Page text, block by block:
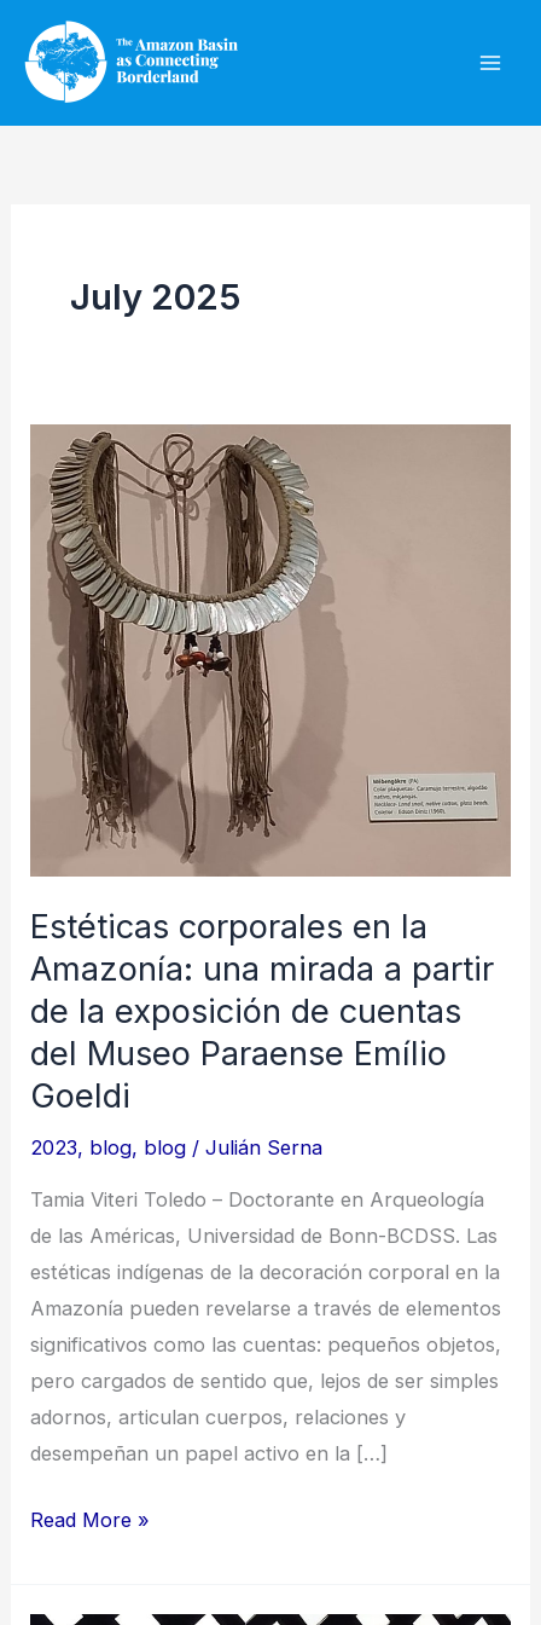
content
July 2025
Estéticas corporales en la
Amazonía: una mirada a partir
de la exposición de cuentas
del Museo Paraense Emílio
Goeldi
2023, blog, blog /Julián Serna
Tamia Viteri Toledo – Doctorante en Arqueología
de las Américas, Universidad de Bonn-BCDSS. Las
estéticas indígenas de la decoración corporal en la
Amazonía pueden revelarse a través de elementos
significativos como las cuentas: pequeños objetos,
pero cargados de sentido que, lejos de ser simples
adornos, articulan cuerpos, relaciones y
desempeñan un papel activo en la […]
Estéticas
Read More »